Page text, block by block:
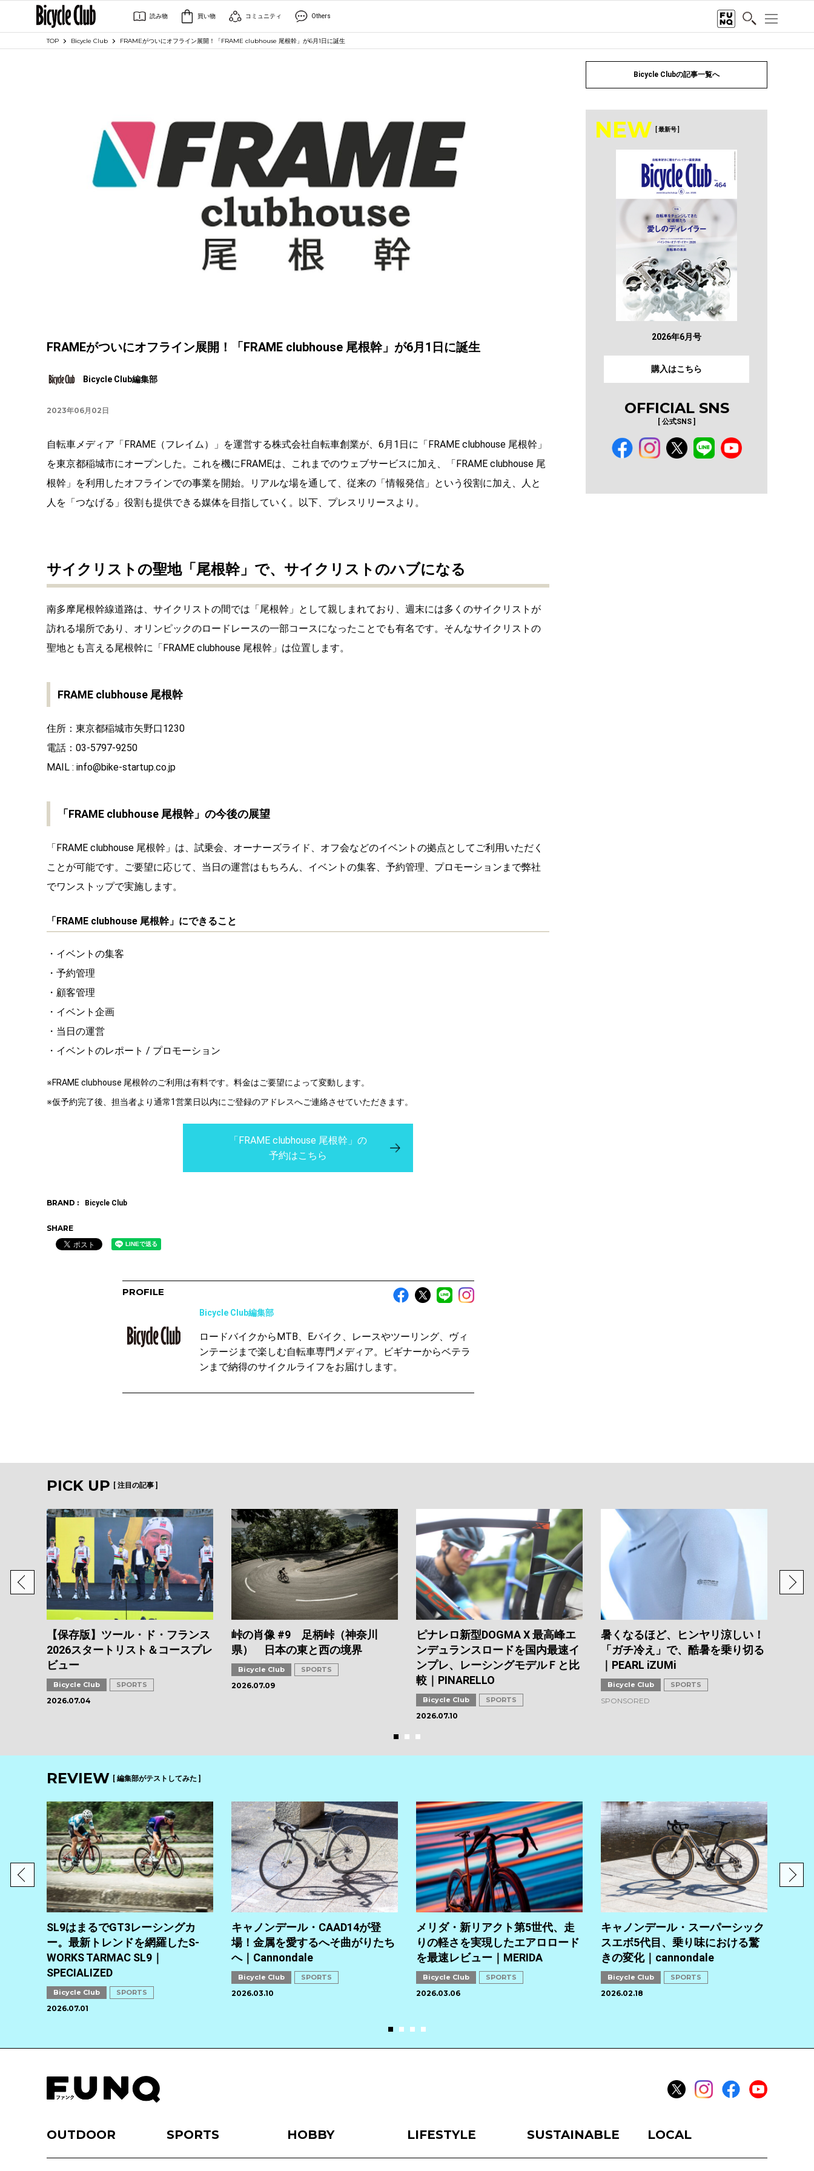
読み物 買い物 コミュニティ Others
TOP Bicycle Club FRAMEがついにオフライン展開！「FRAME clubhouse 尾根幹」が6月1日に誕生
FRAMEがついにオフライン展開！「FRAME clubhouse 尾根幹」が6月1日に誕生
Bicycle Club編集部
2023年06月02日
自転車メディア「FRAME（フレイム）」を運営する株式会社自転車創業が、6月1日に「FRAME clubhouse 尾根幹」
を東京都稲城市にオープンした。これを機にFRAMEは、これまでのウェブサービスに加え、「FRAME clubhouse 尾
根幹」を利用したオフラインでの事業を開始。リアルな場を通して、従来の「情報発信」という役割に加え、人と
人を「つなげる」役割も提供できる媒体を目指していく。以下、プレスリリースより。
サイクリストの聖地「尾根幹」で、サイクリストのハブになる
南多摩尾根幹線道路は、サイクリストの間では「尾根幹」として親しまれており、週末には多くのサイクリストが
訪れる場所であり、オリンピックのロードレースの一部コースになったことでも有名です。そんなサイクリストの
聖地とも言える尾根幹に「FRAME clubhouse 尾根幹」は位置します。
FRAME clubhouse 尾根幹
住所：東京都稲城市矢野口1230
電話：03-5797-9250
MAIL : info@bike-startup.co.jp
「FRAME clubhouse 尾根幹」の今後の展望
「FRAME clubhouse 尾根幹」は、試乗会、オーナーズライド、オフ会などのイベントの拠点としてご利用いただく
ことが可能です。ご要望に応じて、当日の運営はもちろん、イベントの集客、予約管理、プロモーションまで弊社
でワンストップで実施します。
「FRAME clubhouse 尾根幹」にできること
・イベントの集客
・予約管理
・顧客管理
・イベント企画
・当日の運営
・イベントのレポート / プロモーション
※FRAME clubhouse 尾根幹のご利用は有料です。料金はご要望によって変動します。
※仮予約完了後、担当者より通常1営業日以内にご登録のアドレスへご連絡させていただきます。
「FRAME clubhouse 尾根幹」の
予約はこちら
BRAND : Bicycle Club
SHARE
PROFILE
Bicycle Club編集部
ロードバイクからMTB、Eバイク、レースやツーリング、ヴィ
ンテージまで楽しむ自転車専門メディア。ビギナーからベテラ
ンまで納得のサイクルライフをお届けします。
Bicycle Clubの記事一覧へ
NEW [ 最新号 ]
2026年6月号
購入はこちら
OFFICIAL SNS
[ 公式SNS ]
PICK UP [ 注目の記事 ]
【保存版】ツール・ド・フランス
2026スタートリスト＆コースプレ
ビュー
Bicycle Club SPORTS
2026.07.04
峠の肖像 #9 足柄峠（神奈川
県） 日本の東と西の境界
Bicycle Club SPORTS
2026.07.09
ピナレロ新型DOGMA X 最高峰エ
ンデュランスロードを国内最速イ
ンプレ、レーシングモデルＦと比
較｜PINARELLO
Bicycle Club SPORTS
2026.07.10
暑くなるほど、ヒンヤリ涼しい！
「ガチ冷え」で、酷暑を乗り切る
｜PEARL iZUMi
Bicycle Club SPORTS
SPONSORED
リア
イシ
REVIEW [ 編集部がテストしてみた ]
ンプ
SL9はまるでGT3レーシングカ
ー。最新トレンドを網羅したS-
WORKS TARMAC SL9｜
SPECIALIZED
Bicycle Club SPORTS
2026.07.01
キャノンデール・CAAD14が登
場！金属を愛するへそ曲がりたち
へ｜Cannondale
Bicycle Club SPORTS
2026.03.10
メリダ・新リアクト第5世代、走
りの軽さを実現したエアロロード
を最速レビュー｜MERIDA
Bicycle Club SPORTS
2026.03.06
キャノンデール・スーパーシック
スエボ5代目、乗り味における驚
きの変化｜cannondale
Bicycle Club SPORTS
2026.02.18
底比
ト、
OUTDOOR SPORTS HOBBY LIFESTYLE SUSTAINABLE LOCAL